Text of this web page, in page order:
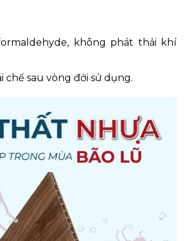
không phát thải khí
chế sau vòng đời sử dụng.